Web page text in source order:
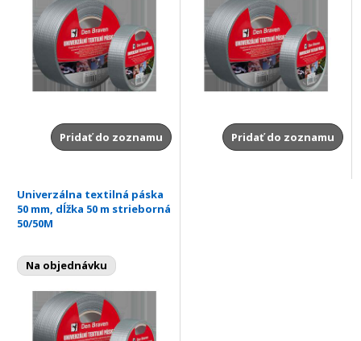
Pridať do zoznamu Pridať do zoznamu
Univerzálna textilná páska
50 mm, dĺžka 50 m strieborná
50/50M
Na objednávku